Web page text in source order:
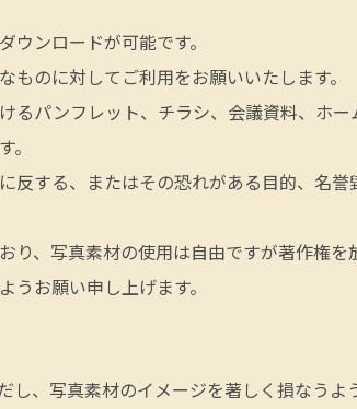
ンロードが可能です。
のに対してご利用をお願いいたします。
るパンフレット、チラシ、会議資料、ホ
反する、またはその恐れがある目的、名
、写真素材の使用は自由ですが著作権を
お願い申し上げます。
し、写真素材のイメージを著しく損なう